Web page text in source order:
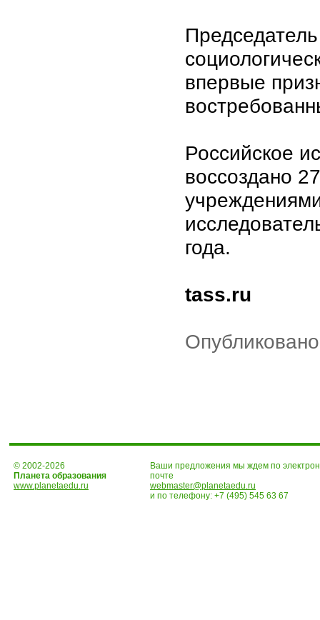
впервые
Российское
воссоздано
года.
tass.ru
© 2002-2026
Планета образования
www.planetaedu.ru
Ваши предложения мы ждем по
почте
webmaster@planetaedu.ru
и по телефону: +7 (495) 545 63 67